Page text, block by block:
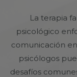
La terapia
psicológico
comunicación
psicólogos
desafíos